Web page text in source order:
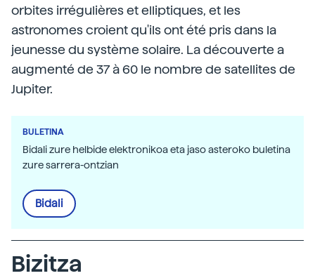
orbites irrégulières et elliptiques, et les
astronomes croient qu'ils ont été pris dans la
jeunesse du système solaire. La découverte a
augmenté de 37 à 60 le nombre de satellites de
Jupiter.
BULETINA
Bidali zure helbide elektronikoa eta jaso asteroko buletina
zure sarrera-ontzian
Bidali
Bizitza